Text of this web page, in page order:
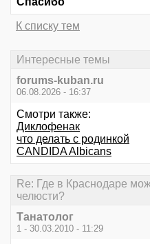
К списку тем
Интересные темы
forums-kuban.ru
06.08.2026 - 16:37
Смотри также:
Диклофенак
что делать с родинкой
CANDIDA Albicans
Re: Где в Краснодаре
челюсти?
Танатолог
1 - 30.03.2010 - 11:29